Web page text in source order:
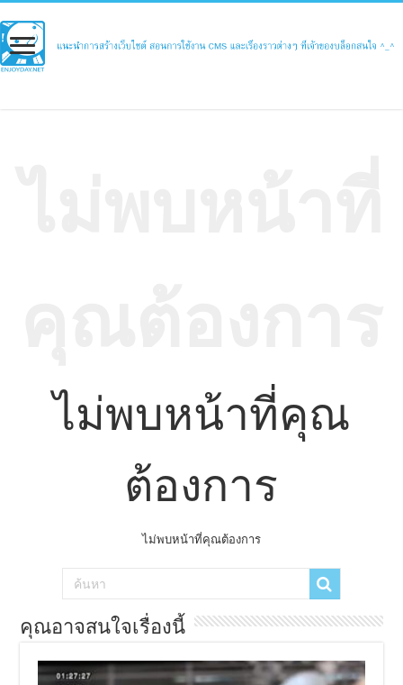
ไม่พบหน้าที่คุณ
ต้องการ
ไม่พบหน้าที่คุณต้องการ
คุณอาจสนใจเรื่องนี้